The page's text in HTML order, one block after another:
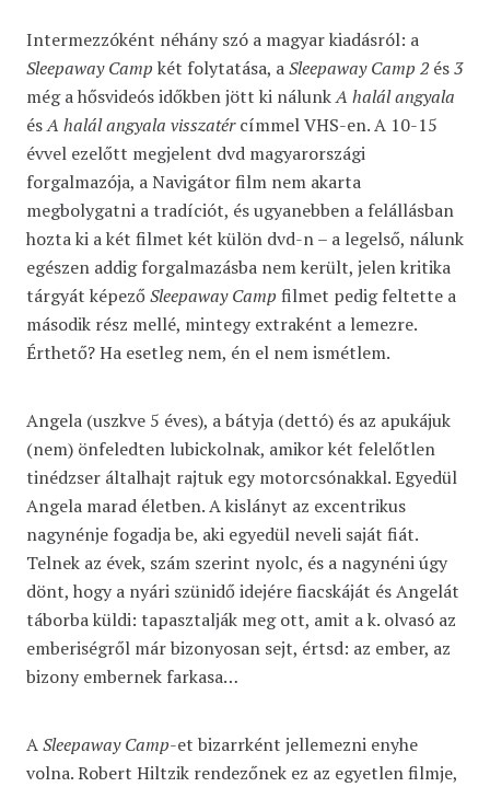
Intermezzóként néhány szó a magyar kiadásról: a
Sleepaway Camp két folytatása, aSleepaway Camp 2és3
még a hősvideós időkben jött ki nálunkA halál angyala
ésA halál angyala visszatércímmel VHS-en. A 10-15
évvel ezelőtt megjelent dvd magyarországi
forgalmazója, a Navigátor film nem akarta
megbolygatni a tradíciót, és ugyanebben a felállásban
hozta ki a két filmet két külön dvd-n – a legelső, nálunk
egészen addig forgalmazásba nem került, jelen kritika
tárgyát képezőSleepaway Camp filmet pedig feltette a
második rész mellé, mintegy extraként a lemezre.
Érthető? Ha esetleg nem, én el nem ismétlem.
Angela (uszkve 5 éves), a bátyja (dettó) és az apukájuk
(nem) önfeledten lubickolnak, amikor két felelőtlen
tinédzser általhajt rajtuk egy motorcsónakkal. Egyedül
Angela marad életben. A kislányt az excentrikus
nagynénje fogadja be, aki egyedül neveli saját fiát.
Telnek az évek, szám szerint nyolc, és a nagynéni úgy
dönt, hogy a nyári szünidő idejére fiacskáját és Angelát
táborba küldi: tapasztalják meg ott, amit a k. olvasó az
emberiségről már bizonyosan sejt, értsd: az ember, az
bizony embernek farkasa…
ASleepaway Camp-et bizarrként jellemezni enyhe
volna. Robert Hiltzik rendezőnek ez az egyetlen filmje,